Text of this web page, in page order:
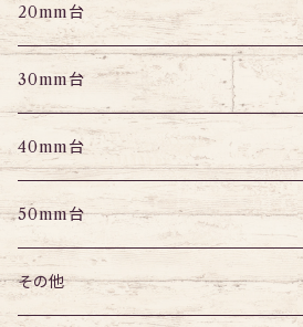
パーツ
パーツ
エキスパンダー
パーツ
アイレット
エキスパンダー
パーツ
プラグ
アイレット
パーツ
トンネル
プラグ
アイレット
パーツ
チューブ
20mm台
トンネル
プラグ
アイレット
パーツ
30mm台
トンネル
プラグ
アイレット
40mm台
トンネル
プラグ
50mm台
トンネル
その他